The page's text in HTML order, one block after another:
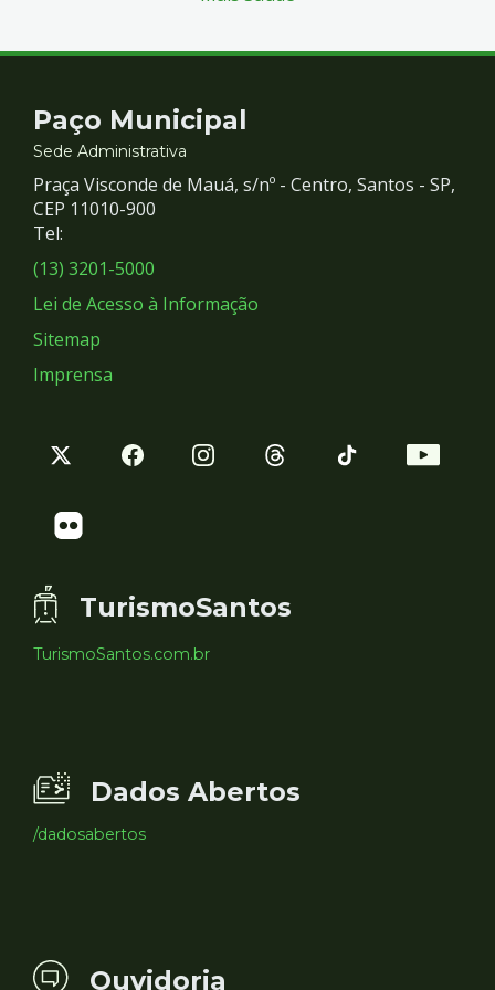
Contato
e
Redes
Sociais
Paço Municipal
Sede Administrativa
Praça Visconde de Mauá, s/nº - Centro, Santos - SP,
CEP 11010-900
Tel:
(13) 3201-5000
Lei de Acesso à Informação
Sitemap
Imprensa
TurismoSantos
TurismoSantos.com.br
Dados Abertos
/dadosabertos
Ouvidoria